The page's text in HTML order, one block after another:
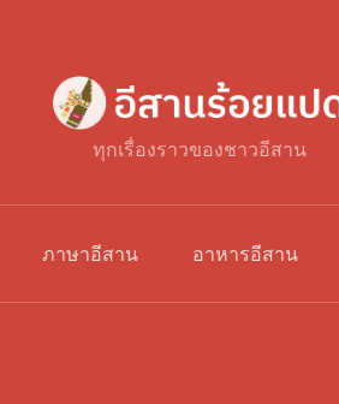
ทุกเรื่องราวของชาวอีสาน
ภาษาอีสาน อาหารอีสาน